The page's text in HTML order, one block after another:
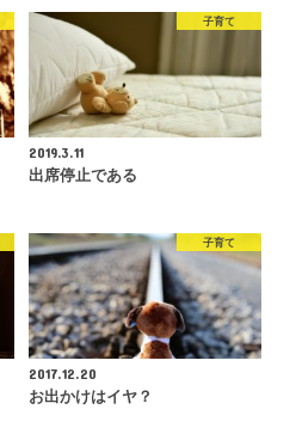
子育て
2019.3.11
出席停止である
子育て
2017.12.20
お出かけはイヤ？